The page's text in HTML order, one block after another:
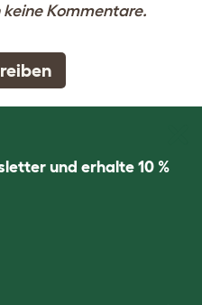
Kommentare.
und erhalte 10 %